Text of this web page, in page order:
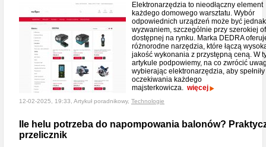
Elektronarzędzia to nieodłączny element
każdego domowego warsztatu. Wybór
odpowiednich urządzeń może być jednak
wyzwaniem, szczególnie przy szerokiej
dostępnej na rynku. Marka DEDRA
różnorodne narzędzia, które łączą
jakość wykonania z przystępną ceną. W
artykule podpowiemy, na co zwrócić
wybierając elektronarzędzia, aby spełniły
oczekiwania każdego
majsterkowicza. więcej
12-02-2025, 19:33, Artykuł poradnikowy, Technologie
Ile helu potrzeba do napompowania balonów?
przelicznik